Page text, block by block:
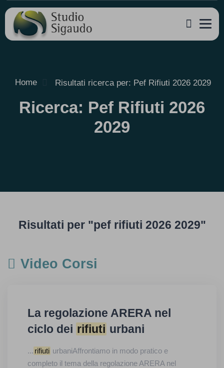
Home Risultati ricerca per: Pef Rifiuti 2026 2029
Ricerca: Pef Rifiuti 2026
2029
Risultati per "pef rifiuti 2026 2029"
Video Corsi
La regolazione ARERA nel
ciclo dei rifiuti urbani
... rifiuti urbaniAffrontiamo in modo pratico e
completo il tema della regolazione ARERA nel